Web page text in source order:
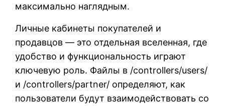
максимально наглядным.
Личные кабинеты покупателей и
продавцов — это отдельная вселенная, где
удобство и функциональность играют
ключевую роль. Файлы в /controllers/users/
и /controllers/partner/ определяют, как
пользователи будут взаимодействовать со